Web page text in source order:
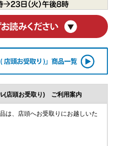
(店頭お受取り) ご利用案内
は、店頭へお受取りにお越しいた